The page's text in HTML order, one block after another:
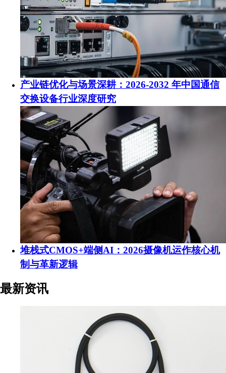
产业链优化与场景深耕：2026-2032 年中国通信
交换设备行业深度研究
堆栈式CMOS+端侧AI：2026摄像机运作核心机
制与革新逻辑
最新资讯